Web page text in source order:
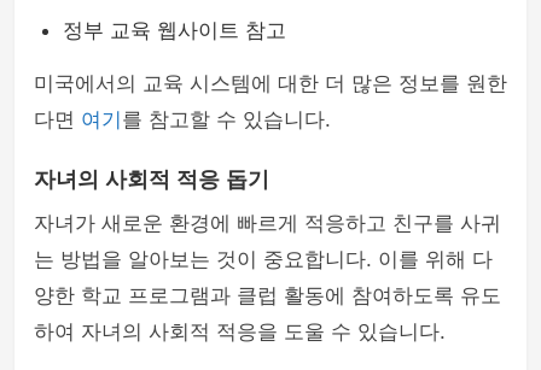
정부 교육 웹사이트 참고
미국에서의 교육 시스템에 대한 더 많은 정보를 원한
다면 여기 를 참고할 수 있습니다.
자녀의 사회적 적응 돕기
자녀가 새로운 환경에 빠르게 적응하고 친구를 사귀
는 방법을 알아보는 것이 중요합니다. 이를 위해 다
양한 학교 프로그램과 클럽 활동에 참여하도록 유도
하여 자녀의 사회적 적응을 도울 수 있습니다.